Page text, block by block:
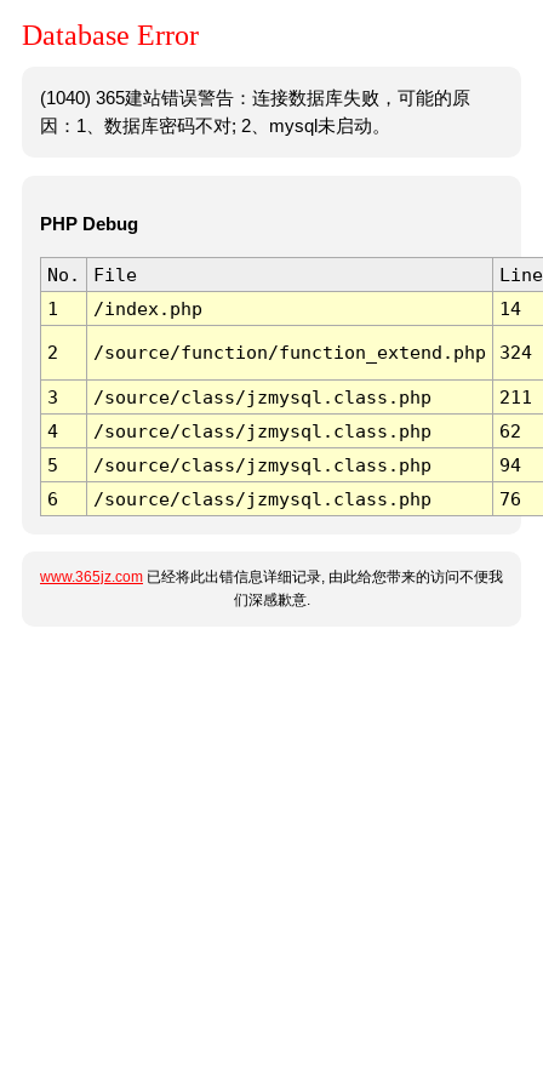
Database Error
(1040) 365建站错误警告：连接数据库失败，可能的原
因：1、数据库密码不对; 2、mysql未启动。
PHP Debug
No. File
Line
1
/index.php 14
2 /source/function/function_extend.php 324
3 /source/class/jzmysql.class.php
211
4
/source/class/jzmysql.class.php
62
5
/source/class/jzmysql.class.php
94
6
/source/class/jzmysql.class.php 76
www.365jz.com 已经将此出错信息详细记录, 由此给您带来的访问不便我
们深感歉意.